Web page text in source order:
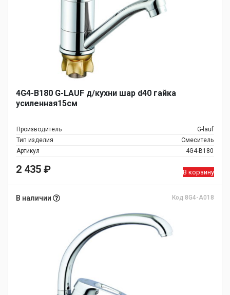
4G4-B180 G-LAUF д/кухни шар d40 гайка
усиленная15см
Производитель
G-lauf
Тип изделия
Смеситель
Артикул
4G4-B180
2 435 ₽ В корзину
В наличии Код 8G4-A018